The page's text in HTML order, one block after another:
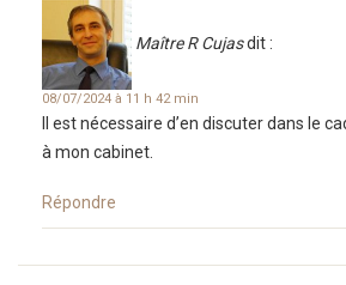
Maître R Cujasdit :
08/07/2024 à 11 h 42 min
Il est nécessaire d’en discuter dans le
à mon cabinet.
Répondre